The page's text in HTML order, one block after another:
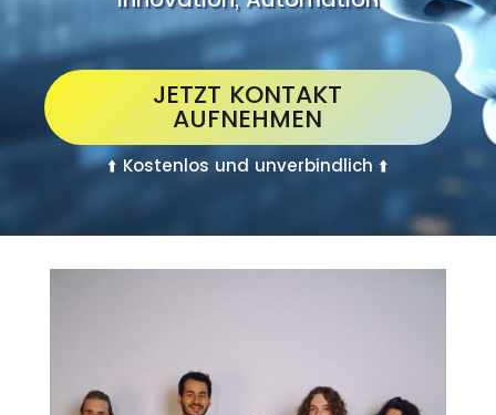
JETZT KONTAKT
AUFNEHMEN
⬆️ Kostenlos und unverbindlich ⬆️